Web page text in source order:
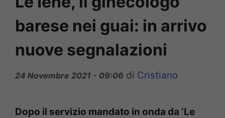
barese nei guai: in arrivo
nuove segnalazioni
24 Novembre 2021 - 09:06 di Cristiano
Dopo il servizio mandato in onda da ‘Le